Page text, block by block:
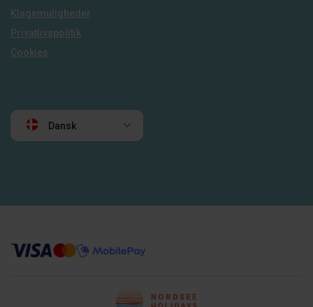
Klagemuligheder
Privatlivspolitik
Cookies
Dansk